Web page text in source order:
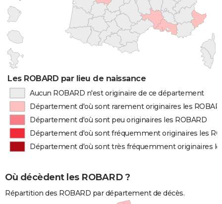
Les ROBARD par lieu de naissance
Aucun ROBARD n'est originaire de ce département
Département d'où sont rarement originaires les
Département d'où sont peu originaires les ROBARD
Département d'où sont fréquemment originaires les
Département d'où sont très fréquemment originaires
Où décèdent les ROBARD ?
Répartition des ROBARD par département de décès.